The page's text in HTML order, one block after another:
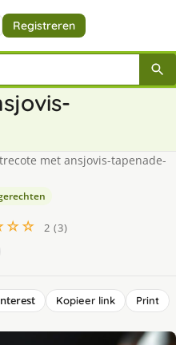
Registreren
met ansjovis-tapenade-
2 (3)
Kopieer link Print